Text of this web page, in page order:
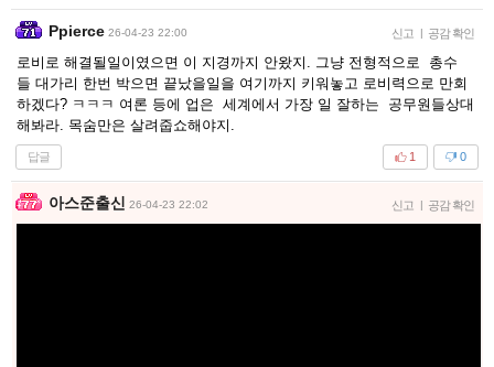
Ppierce 26-04-23 22:00 신고 | 공감 확인
로비로 해결될일이였으면 이 지경까지 안왔지. 그냥 전형적으로 총수
들 대가리 한번 박으면 끝났을일을 여기까지 키워놓고 로비력으로 만회
하겠다? ㅋㅋㅋ 여론 등에 업은 세계에서 가장 일 잘하는 공무원들상대
해봐라. 목숨만은 살려줍쇼해야지.
답글 0
1
아스준출신 26-04-23 22:02 신고 | 공감 확인